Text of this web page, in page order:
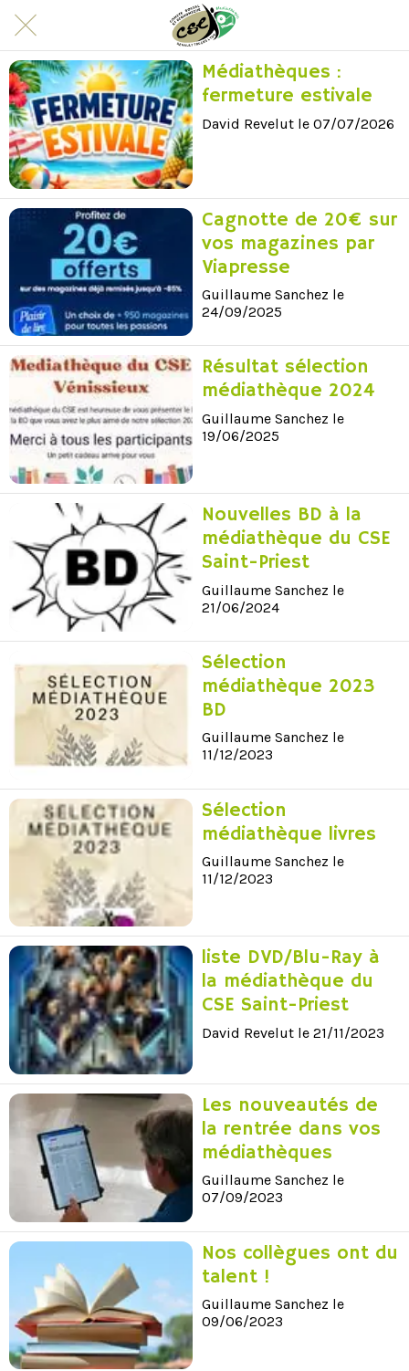
Médiathèques :
fermeture estivale
David Revelut le 07/07/2026
Cagnotte de 20€ sur
vos magazines par
Viapresse
Guillaume Sanchez le
24/09/2025
Résultat sélection
médiathèque 2024
Guillaume Sanchez le
19/06/2025
Nouvelles BD à la
médiathèque du CSE
Saint-Priest
Guillaume Sanchez le
21/06/2024
Sélection
médiathèque 2023
BD
Guillaume Sanchez le
11/12/2023
Sélection
médiathèque livres
Guillaume Sanchez le
11/12/2023
liste DVD/Blu-Ray à
la médiathèque du
CSE Saint-Priest
David Revelut le 21/11/2023
Les nouveautés de
la rentrée dans vos
médiathèques
Guillaume Sanchez le
07/09/2023
Nos collègues ont du
talent !
Guillaume Sanchez le
09/06/2023